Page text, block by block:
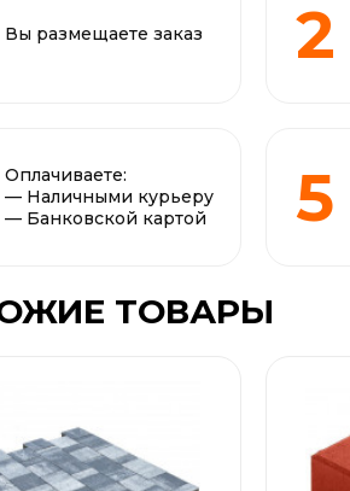
Вы размещаете заказ
Оплачиваете:
— Наличными курьеру
— Банковской картой
ТОВАРЫ